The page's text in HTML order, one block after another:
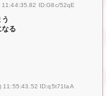
ID:G8c/52qE
る
11:55:43.52 ID:q5t71IaA